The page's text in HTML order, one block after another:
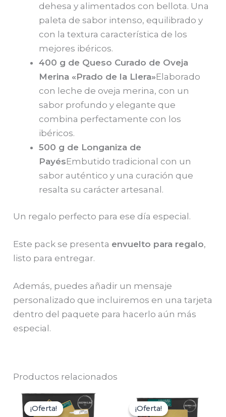
dehesa y alimentados con bellota. Una
paleta de sabor intenso, equilibrado y
con la textura característica de los
mejores ibéricos.
400 g de Queso Curado de Oveja
Merina «Prado de la Llera»Elaborado
con leche de oveja merina, con un
sabor profundo y elegante que
combina perfectamente con los
ibéricos.
500 g de Longaniza de
PayésEmbutido tradicional con un
sabor auténtico y una curación que
resalta su carácter artesanal.
Un regalo perfecto para ese día especial.
Este pack se presenta envuelto para regalo,
listo para entregar.
Además, puedes añadir un mensaje
personalizado que incluiremos en una tarjeta
dentro del paquete para hacerlo aún más
especial.
Productos relacionados
¡Oferta!
¡Oferta! ¡Oferta!
¡Oferta!